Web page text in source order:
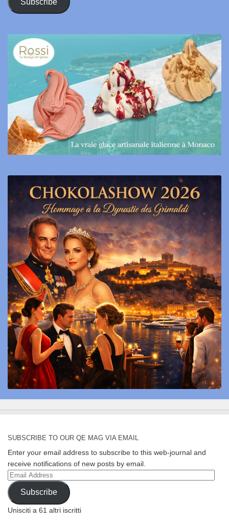
SUBSCRIBE TO OUR QE MAG VIA EMAIL
Enter your email address to subscribe to this web-journal and
receive notifications of new posts by email.
Email
Address
Subscribe
Unisciti a 61 altri iscritti